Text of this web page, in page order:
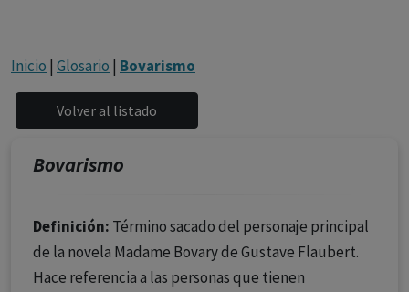
Inicio | Glosario | Bovarismo
Bovarismo
Definición: Término sacado del personaje principal
de la novela Madame Bovary de Gustave Flaubert.
Hace referencia a las personas que tienen